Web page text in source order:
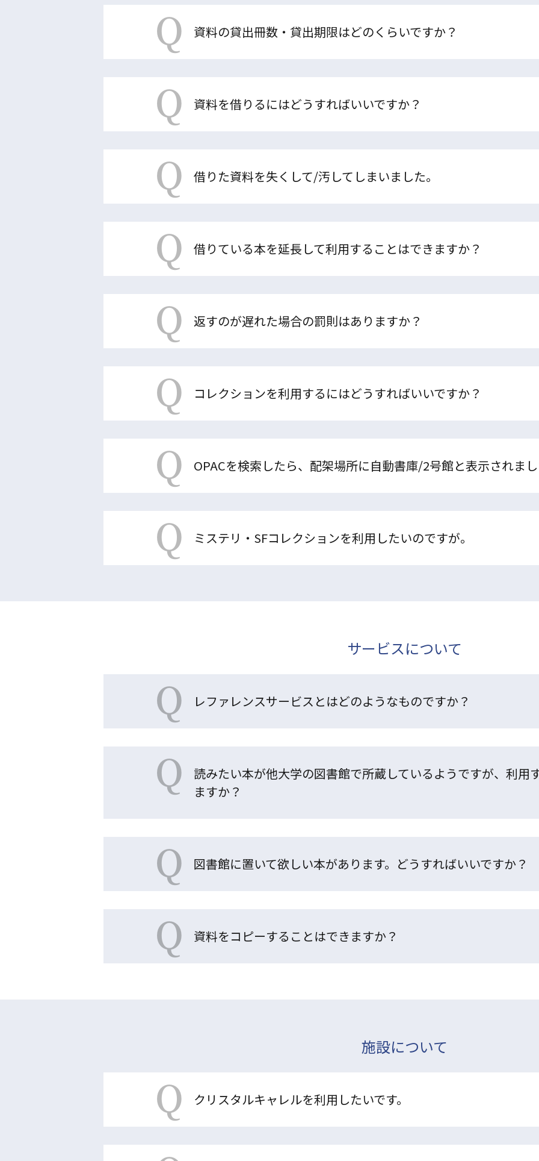
Q 資料の貸出冊数・貸出期限はどのくらいですか？
Q 資料を借りるにはどうすればいいですか？
Q 借りた資料を失くして/汚してしまいました。
Q 借りている本を延長して利用することはできますか？
Q 返すのが遅れた場合の罰則はありますか？
Q コレクションを利用するにはどうすればいいですか？
Q OPACを検索したら、配架場所に自動書庫/2号館と表示されま
Q ミステリ・SFコレクションを利用したいのですが。
サービスについて
Q レファレンスサービスとはどのようなものですか？
Q
読みたい本が他大学の図書館で所蔵しているようですが、利用
ますか？
Q 図書館に置いて欲しい本があります。どうすればいいですか？
Q 資料をコピーすることはできますか？
施設について
Q クリスタルキャレルを利用したいです。